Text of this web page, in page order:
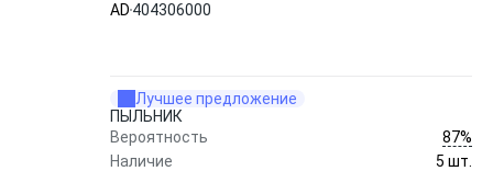
AD 404306000
Лучшее предложение
ПЫЛЬНИК
Вероятность
87%
Наличие
5 шт.